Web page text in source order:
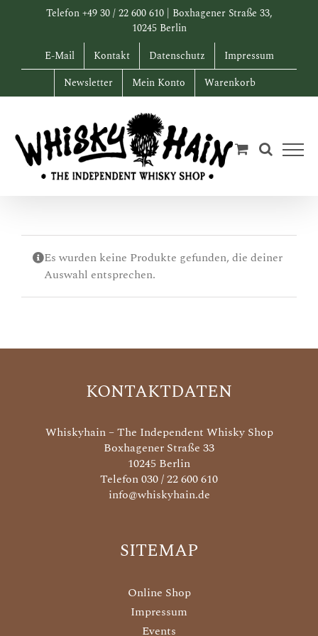
Telefon +49 30 / 22 600 610 | Boxhagener Straße 33,
10245 Berlin
E-Mail
Kontakt Datenschutz
Impressum
Newsletter
Mein Konto Warenkorb
Es wurden keine Produkte gefunden, die deiner
Auswahl entsprechen.
KONTAKTDATEN
Whiskyhain – The Independent Whisky Shop
Boxhagener Straße 33
10245 Berlin
Telefon 030 / 22 600 610
info@whiskyhain.de
SITEMAP
Online Shop
Impressum
Events